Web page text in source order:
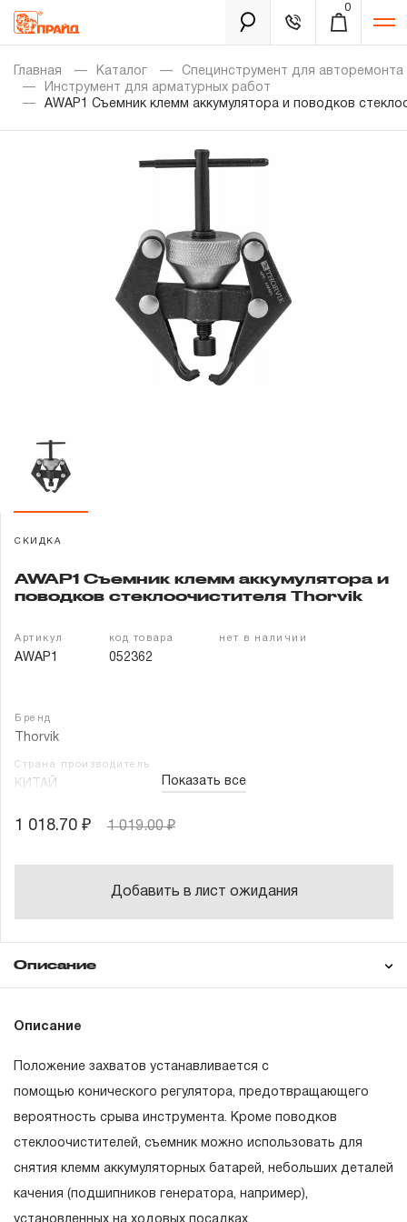
0
Каталог
Золотая лихорадка
Уцененный товар
Гарантия и сервис
Доставка и оплата
Контакты
Забыли пароль?
Главная Каталог
Специнструмент для авторемонта
Инструмент для арматурных работ
AWAP1 Съемник клемм аккумулятора и поводков
СКИДКА
AWAP1 Съемник клемм аккумулятора и
поводков стеклоочистителя Thorvik
Артикул
AWAP1
код товара
052362
нет в наличии
Бренд
Thorvik
Страна производитель
КИТАЙ Показать все
1 018.70 ₽ 1 019.00 ₽
Добавить в лист ожидания
Описание
Описание
Положение захватов устанавливается с
помощью конического регулятора, предотвращающего
вероятность срыва инструмента. Кроме поводков
стеклоочистителей, съемник можно использовать для
снятия клемм аккумуляторных батарей, небольших деталей
качения (подшипников генератора, например),
Понятие «ПОЖИЗНЕННАЯ ГАРАНТИЯ».
1.1 Понятие «ПОЖИЗНЕННАЯ ГАРАНТИЯ» включает в
себя признание неограниченного срока поддержания